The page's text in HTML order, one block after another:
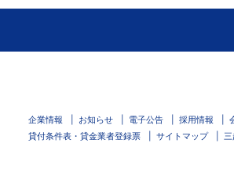
企業情報 お知らせ 電子公告 採用情報
貸付条件表・貸金業者登録票
サイトマップ 三